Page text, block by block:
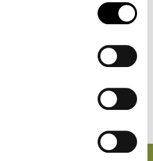
Vi bruker bare
til, med unntak av
som må være til stede
skal kunne fungere.